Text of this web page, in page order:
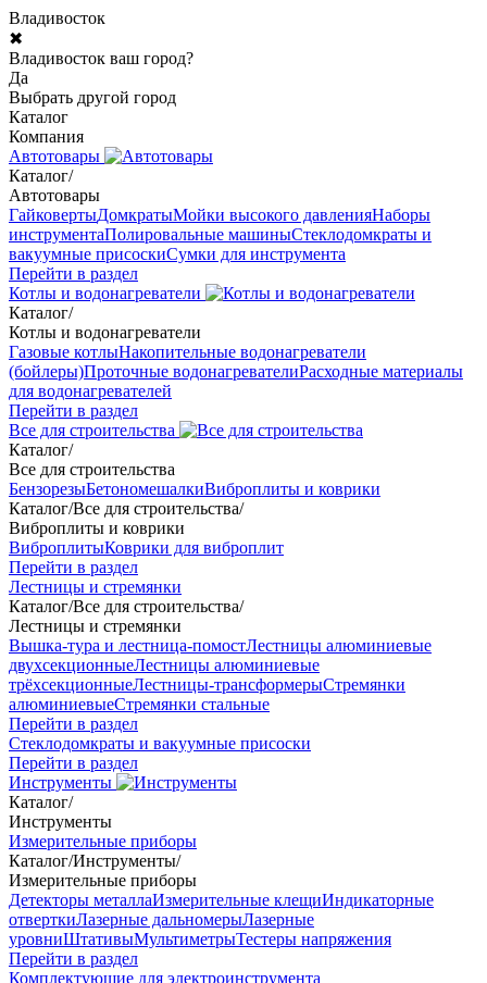
Владивосток
✖
Владивосток ваш город?
Да
Выбрать другой город
Каталог
Компания
Автотовары
Каталог/
Автотовары
ГайковертыДомкратыМойки высокого давленияНаборы
инструментаПолировальные машиныСтеклодомкраты и
вакуумные присоскиСумки для инструмента
Перейти в раздел
Котлы и водонагреватели
Каталог/
Котлы и водонагреватели
Газовые котлыНакопительные водонагреватели
(бойлеры)Проточные водонагревателиРасходные материалы
для водонагревателей
Перейти в раздел
Все для строительства
Каталог/
Все для строительства
БензорезыБетономешалкиВиброплиты и коврики
Каталог/Все для строительства/
Виброплиты и коврики
ВиброплитыКоврики для виброплит
Перейти в раздел
Лестницы и стремянки
Каталог/Все для строительства/
Лестницы и стремянки
Вышка-тура и лестница-помостЛестницы алюминиевые
двухсекционныеЛестницы алюминиевые
трёхсекционныеЛестницы-трансформерыСтремянки
алюминиевыеСтремянки стальные
Перейти в раздел
Стеклодомкраты и вакуумные присоски
Перейти в раздел
Инструменты
Каталог/
Инструменты
Измерительные приборы
Каталог/Инструменты/
Измерительные приборы
Детекторы металлаИзмерительные клещиИндикаторные
отверткиЛазерные дальномерыЛазерные
уровниШтативыМультиметрыТестеры напряжения
Перейти в раздел
Комплектующие для электроинструмента